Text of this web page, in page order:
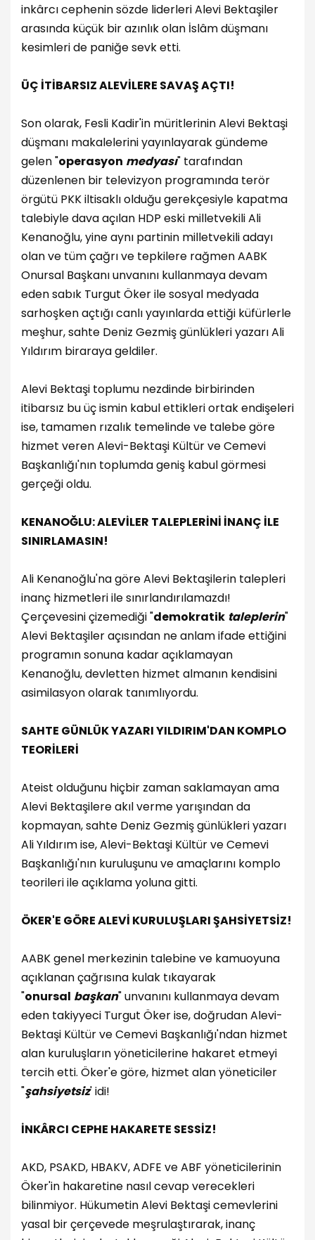
inkârcı cephenin sözde liderleri Alevi Bektaşiler
arasında küçük bir azınlık olan İslâm düşmanı
kesimleri de paniğe sevk etti.
ÜÇ İTİBARSIZ ALEVİLERE SAVAŞ AÇTI!
Son olarak, Fesli Kadir'in müritlerinin Alevi Bektaşi
düşmanı makalelerini yayınlayarak gündeme
gelen "operasyon medyası" tarafından
düzenlenen bir televizyon programında terör
örgütü PKK iltisaklı olduğu gerekçesiyle kapatma
talebiyle dava açılan HDP eski milletvekili Ali
Kenanoğlu, yine aynı partinin milletvekili adayı
olan ve tüm çağrı ve tepkilere rağmen AABK
Onursal Başkanı unvanını kullanmaya devam
eden sabık Turgut Öker ile sosyal medyada
sarhoşken açtığı canlı yayınlarda ettiği küfürlerle
meşhur, sahte Deniz Gezmiş günlükleri yazarı Ali
Yıldırım biraraya geldiler.
Alevi Bektaşi toplumu nezdinde birbirinden
itibarsız bu üç ismin kabul ettikleri ortak endişeleri
ise, tamamen rızalık temelinde ve talebe göre
hizmet veren Alevi-Bektaşi Kültür ve Cemevi
Başkanlığı'nın toplumda geniş kabul görmesi
gerçeği oldu.
KENANOĞLU: ALEVİLER TALEPLERİNİ İNANÇ İLE
SINIRLAMASIN!
Ali Kenanoğlu'na göre Alevi Bektaşilerin talepleri
inanç hizmetleri ile sınırlandırılamazdı!
Çerçevesini çizemediği "demokratik taleplerin"
Alevi Bektaşiler açısından ne anlam ifade ettiğini
programın sonuna kadar açıklamayan
Kenanoğlu, devletten hizmet almanın kendisini
asimilasyon olarak tanımlıyordu.
SAHTE GÜNLÜK YAZARI YILDIRIM'DAN KOMPLO
TEORİLERİ
Ateist olduğunu hiçbir zaman saklamayan ama
Alevi Bektaşilere akıl verme yarışından da
kopmayan, sahte Deniz Gezmiş günlükleri yazarı
Ali Yıldırım ise, Alevi-Bektaşi Kültür ve Cemevi
Başkanlığı'nın kuruluşunu ve amaçlarını komplo
teorileri ile açıklama yoluna gitti.
ÖKER'E GÖRE ALEVİ KURULUŞLARI ŞAHSİYETSİZ!
AABK genel merkezinin talebine ve kamuoyuna
açıklanan çağrısına kulak tıkayarak
"onursal başkan" unvanını kullanmaya devam
eden takiyyeci Turgut Öker ise, doğrudan Alevi-
Bektaşi Kültür ve Cemevi Başkanlığı'ndan hizmet
alan kuruluşların yöneticilerine hakaret etmeyi
tercih etti. Öker'e göre, hizmet alan yöneticiler
"şahsiyetsiz' idi!
İNKÂRCI CEPHE HAKARETE SESSİZ!
AKD, PSAKD, HBAKV, ADFE ve ABF yöneticilerinin
Öker'in hakaretine nasıl cevap verecekleri
bilinmiyor. Hükumetin Alevi Bektaşi cemevlerini
yasal bir çerçevede meşrulaştırarak, inanç